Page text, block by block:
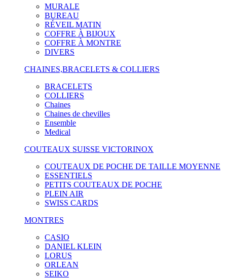
MURALE
BUREAU
RÉVEIL MATIN
COFFRE À BIJOUX
COFFRE À MONTRE
DIVERS
CHAINES,BRACELETS & COLLIERS
BRACELETS
COLLIERS
Chaines
Chaines de chevilles
Ensemble
Medical
COUTEAUX SUISSE VICTORINOX
COUTEAUX DE POCHE DE TAILLE MOYENNE
ESSENTIELS
PETITS COUTEAUX DE POCHE
PLEIN AIR
SWISS CARDS
MONTRES
CASIO
DANIEL KLEIN
LORUS
ORLEAN
SEIKO